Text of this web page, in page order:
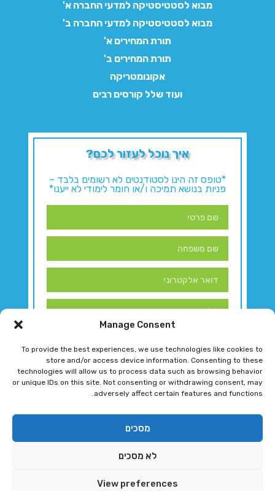
Manage Consent
To provide the best experiences, we use technologies like cookies to
store and/or access device information. Consenting to these
technologies will allow us to process data such as browsing behavior
or unique IDs on this site. Not consenting or withdrawing consent, may
adversely affect certain features and functions.
מסכים
לא מסכים
View preferences
מבוא לסטטיסטיקה למדעי החברה א'
מבוא לסטטיסטיקה למדעי החברה ב'
תורת המחירים א'
תורת המחירים ב'
אקונומטריקה
ועוד שלל קורסים רבים
איך נוכל לעזור לכם?
*טופס זה הינו לסטודנטים לא רשומים בלבד –
פניות בנושא תמיכה ו/או חומר לימודי לא ייענו*